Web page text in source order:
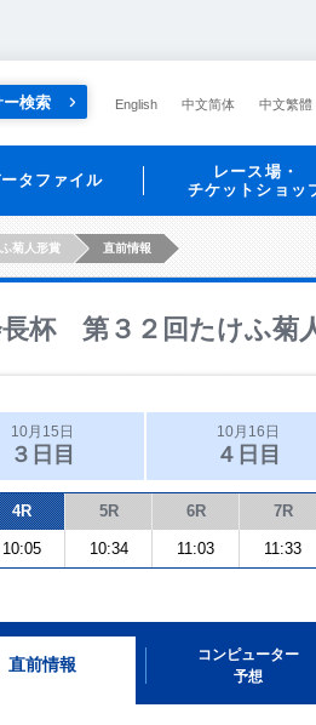
ー検索 English 中文简体 中文繁體
タファイル
レース場・
チケットショッ
菊人形賞 直前情報
長杯 第３２回たけふ菊
10月15日
３日目
10月16日
４日目
4R 5R 6R 7R
10:05 10:34 11:03 11:33
直前情報
コンピューター
予想